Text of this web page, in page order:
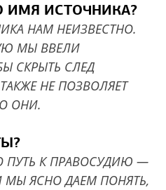
ИМЯ ИСТОЧНИКА?
НАМ НЕИЗВЕСТНО.
МЫ ВВЕЛИ
СКРЫТЬ СЛЕД
НЕ ПОЗВОЛЯЕТ
ОНИ.
ПУТЬ К ПРАВОСУДИЮ —
МЫ ЯСНО ДАЕМ ПОНЯТЬ,